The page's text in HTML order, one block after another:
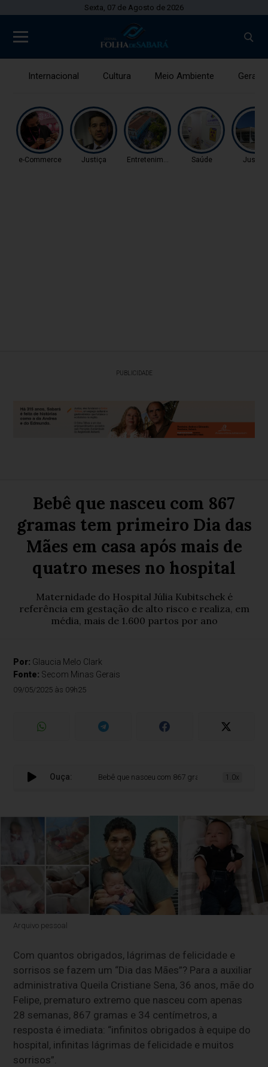
Sexta, 07 de Agosto de 2026
Internacional Cultura Meio Ambiente Gerais
e-Commerce Justiça Entretenimento Saúde Justiça
PUBLICIDADE
Bebê que nasceu com 867
gramas tem primeiro Dia das
Mães em casa após mais de
quatro meses no hospital
Maternidade do Hospital Júlia Kubitschek é
referência em gestação de alto risco e realiza, em
média, mais de 1.600 partos por ano
Por: Glaucia Melo Clark
Fonte: Secom Minas Gerais
09/05/2025 às 09h25
Ouça: Bebê que nasceu com 867 gramas tem primeiro
1.0x
Arquivo pessoal
Com quantos obrigados, lágrimas de felicidade e
sorrisos se fazem um “Dia das Mães”? Para a auxiliar
administrativa Queila Cristiane Sena, 36 anos, mãe do
Felipe, prematuro extremo que nasceu com apenas
28 semanas, 867 gramas e 34 centímetros, a
resposta é imediata: “infinitos obrigados à equipe do
hospital, infinitas lágrimas de felicidade e muitos
sorrisos”.